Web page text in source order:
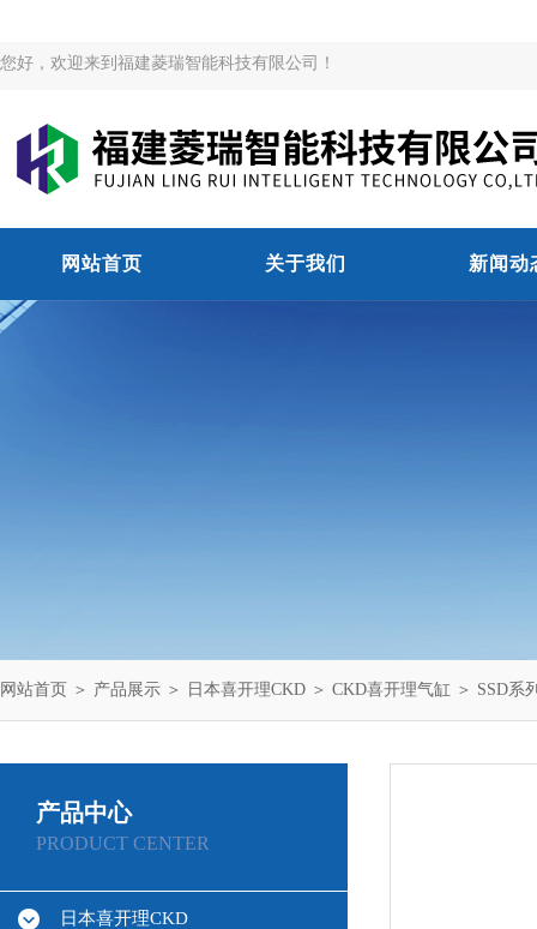
您好，欢迎来到福建菱瑞智能科技有限公司！
网站首页 关于我们 新闻动
网站首页 ＞ 产品展示 ＞ 日本喜开理CKD ＞ CKD喜开理气缸 ＞ SSD系
产品中心
PRODUCT CENTER
日本喜开理CKD